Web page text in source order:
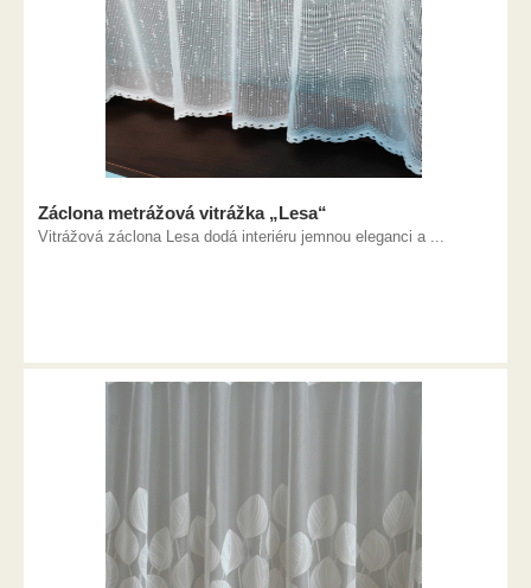
Záclona metrážová vitrážka „Lesa“
Vitrážová záclona Lesa dodá interiéru jemnou eleganci a ...